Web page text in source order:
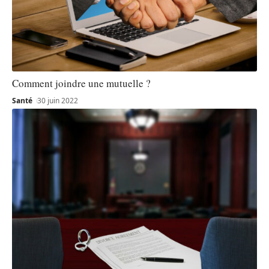
Comment joindre une mutuelle ?
Santé 30 juin 2022